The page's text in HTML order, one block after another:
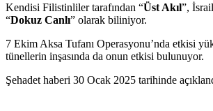
Kendisi Filistinliler tarafından “Üst Akıl”,
“Dokuz Canlı” olarak biliniyor.
7 Ekim Aksa Tufanı Operasyonu’nda etkisi
tünellerin inşasında da onun etkisi bulunuyor.
Şehadet haberi 30 Ocak 2025 tarihinde